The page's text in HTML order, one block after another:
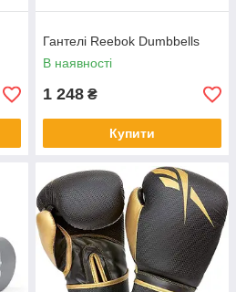
Гантелі Reebok Dumbbells
В наявності
1 248 ₴
Купити